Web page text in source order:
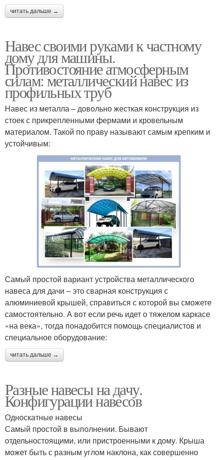
читать дальше →
Навес своими руками к частному
дому для машины.
Противостояние атмосферным
силам: металлический навес из
профильных труб
Навес из металла – довольно жесткая конструкция из
стоек с прикрепленными фермами и кровельным
материалом. Такой по праву называют самым крепким и
устойчивым:
Самый простой вариант устройства металлического
навеса для дачи – это сварная конструкция с
алюминиевой крышей, справиться с которой вы сможете
самостоятельно. А вот если речь идет о тяжелом каркасе
«на века», тогда понадобится помощь специалистов и
специальное оборудование:
читать дальше →
Разные навесы на дачу.
Конфигурации навесов
Односкатные навесы
Самый простой в выполнении. Бывают
отдельностоящими, или пристроенными к дому. Крыша
может быть с разным углом наклона, как совершенно